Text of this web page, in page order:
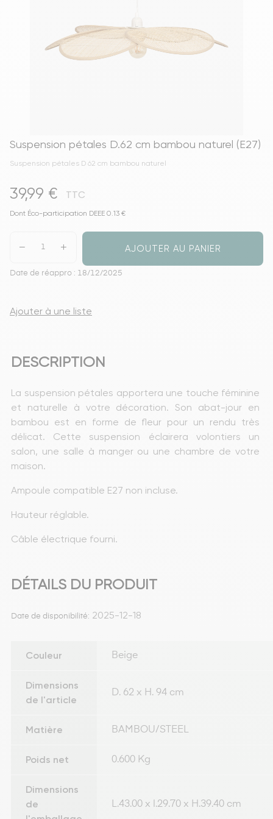
Suspension pétales D.62 cm bambou naturel (E27)
Suspension pétales D 62 cm bambou naturel
39,99 € TTC
Dont Éco-participation DEEE 0.13 €
AJOUTER AU PANIER
Date de réappro : 18/12/2025
Ajouter à une liste
DESCRIPTION
La suspension pétales apportera une touche féminine
et naturelle à votre décoration. Son abat-jour en
bambou est en forme de fleur pour un rendu très
délicat. Cette suspension éclairera volontiers un
salon, une salle à manger ou une chambre de votre
maison.
Ampoule compatible E27 non incluse.
Hauteur réglable.
Câble électrique fourni.
DÉTAILS DU PRODUIT
Date de disponibilité: 2025-12-18
Couleur Beige
Dimensions
de l'article
D. 62 x H. 94 cm
Matière BAMBOU/STEEL
Poids net 0.600 Kg
Dimensions
de
L.43.00 x l.29.70 x H.39.40 cm